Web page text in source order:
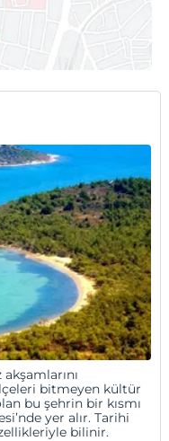
bitmeyen kültür
bu şehrin bir kısmı
yer alır. Tarihi
bilinir.